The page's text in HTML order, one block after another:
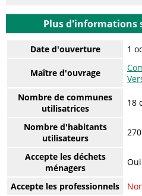
Plus d'informations
Date d'ouverture 1
Maître d'ouvrage
Nombre de communes
utilisatrices
18
Nombre d'habitants
utilisateurs
Accepte les déchets
ménagers
Oui
Accepte les professionnels